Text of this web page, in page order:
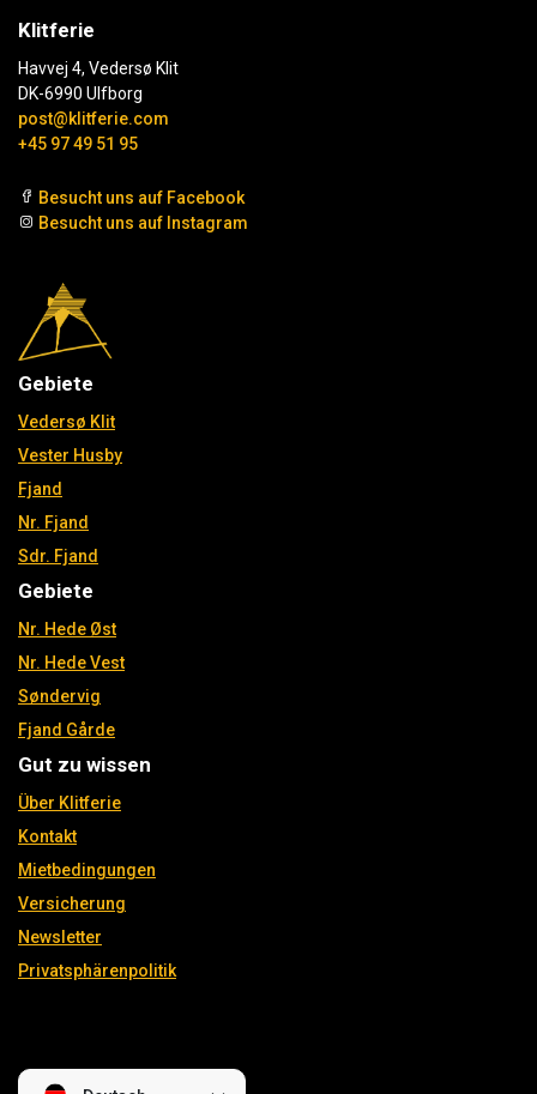
Klitferie
Havvej 4, Vedersø Klit
DK-6990 Ulfborg
post@klitferie.com
+45 97 49 51 95
Besucht uns auf Facebook
Besucht uns auf Instagram
Gebiete
Vedersø Klit
Vester Husby
Fjand
Nr. Fjand
Sdr. Fjand
Gebiete
Nr. Hede Øst
Nr. Hede Vest
Søndervig
Fjand Gårde
Gut zu wissen
Über Klitferie
Kontakt
Mietbedingungen
Versicherung
Newsletter
Privatsphärenpolitik